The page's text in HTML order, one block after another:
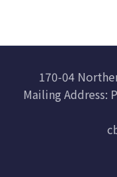
170-04
Mailing Address: